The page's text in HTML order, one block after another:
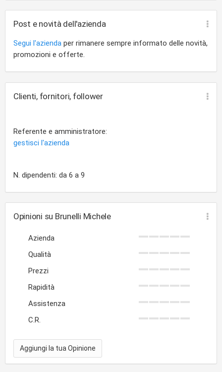
Post e novità dell'azienda
Segui l'azienda per rimanere sempre informato delle novità,
promozioni e offerte.
Clienti, fornitori, follower
Referente e amministratore:
gestisci l'azienda
N. dipendenti: da 6 a 9
Opinioni su Brunelli Michele
Azienda
Qualità
Prezzi
Rapidità
Assistenza
C.R.
Aggiungi la tua Opinione